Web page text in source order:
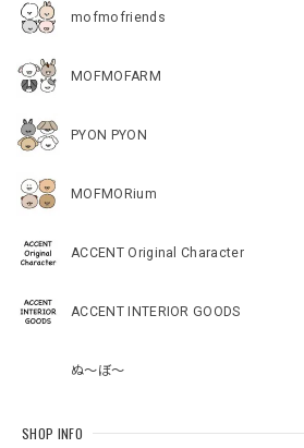
mofmofriends
MOFMOFARM
PYON PYON
MOFMORium
ACCENT Original Character
ACCENT INTERIOR GOODS
ぬ～ぼ～
SHOP INFO